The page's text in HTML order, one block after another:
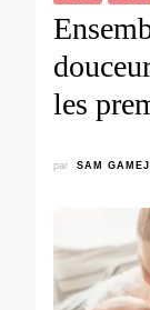
les
par SAM GAMEJI